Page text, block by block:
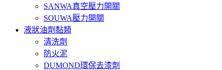
SANWA真空壓力開關
SOUWA壓力開關
液狀油劑黏類
清洗劑
防火泥
DUMOND環保去漆劑